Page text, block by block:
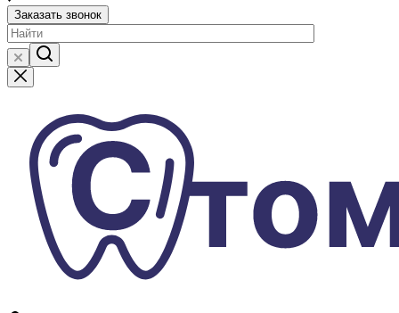
Заказать звонок